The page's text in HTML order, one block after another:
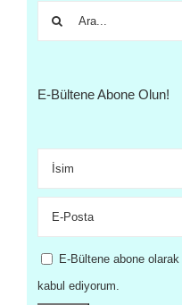
Ara:
E-Bültene Abone Olun!
E-Bültene abone olarak
kabul ediyorum.